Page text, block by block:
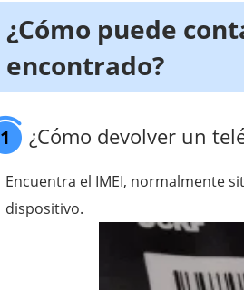
¿Cómo puede
encontrado?
1 ¿Cómo devolver un
Encuentra el IMEI, normalmente
dispositivo.